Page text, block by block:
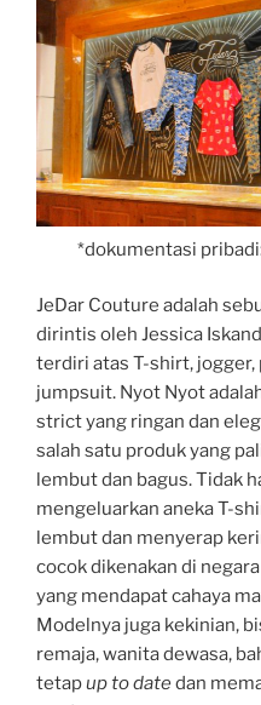
*dokumentasi
JeDar Couture adalah
dirintis oleh Jessica
terdiri atas T-shirt, jogger,
jumpsuit. Nyot Nyot
strict yang ringan dan
salah satu produk yang
lembut dan bagus. Tidak
mengeluarkan aneka T-
lembut dan menyerap
cocok dikenakan di
yang mendapat cahaya
Modelnya juga kekinian,
remaja, wanita dewasa,
tetapup to datedan